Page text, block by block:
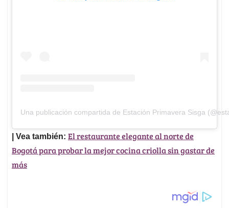
Una publicación compartida de Estación Primavera Sisga
| Vea también: El restaurante elegante al norte de
Bogotá para probar la mejor cocina criolla sin gastar de
más